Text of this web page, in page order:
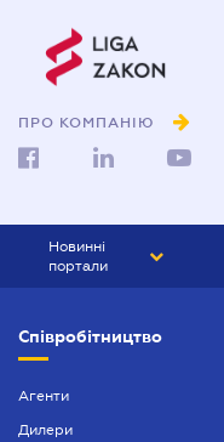
ПРО КОМПАНІЮ
Новинні
портали
БІЗНЕС
Співробітництво
Агенти
Дилери